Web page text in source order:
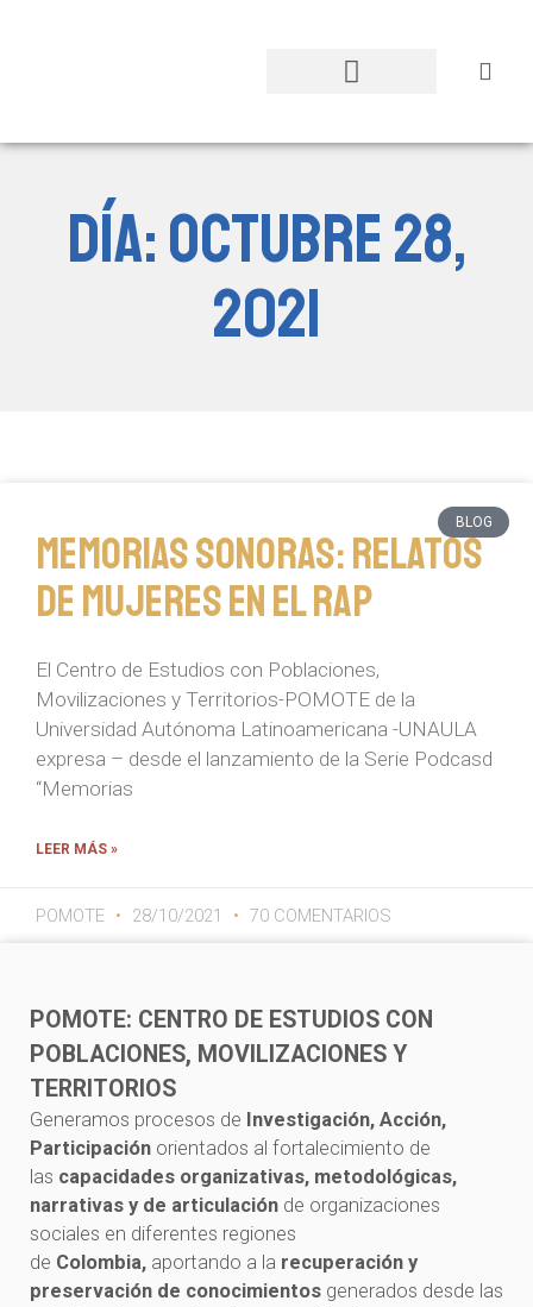
Día: octubre 28,
2021
BLOG
Memorias Sonoras: Relatos
de Mujeres en el Rap
El Centro de Estudios con Poblaciones,
Movilizaciones y Territorios-POMOTE de la
Universidad Autónoma Latinoamericana -UNAULA
expresa – desde el lanzamiento de la Serie Podcasd
“Memorias
LEER MÁS »
POMOTE 28/10/2021 70 COMENTARIOS
POMOTE: CENTRO DE ESTUDIOS CON
POBLACIONES, MOVILIZACIONES Y
TERRITORIOS
Generamos procesos de Investigación, Acción,
Participación orientados al fortalecimiento de
las capacidades organizativas, metodológicas,
narrativas y de articulación de organizaciones
sociales en diferentes regiones
de Colombia, aportando a la recuperación y
preservación de conocimientos generados desde las